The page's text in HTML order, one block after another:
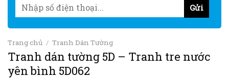
Trang chủ / Tranh Dán Tường
Tranh dán tường 5D – Tranh tre nước
yên bình 5D062